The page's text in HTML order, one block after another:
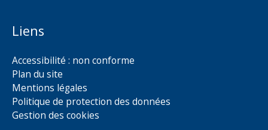
Liens
Accessibilité : non conforme
Plan du site
Mentions légales
Politique de protection des données
Gestion des cookies